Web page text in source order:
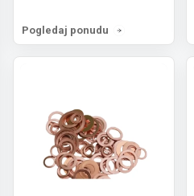
Pogledaj ponudu